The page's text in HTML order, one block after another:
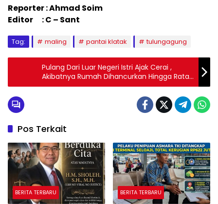
Reporter : Ahmad Soim
Editor : C – Sant
Tag: maling pantai klatak tulungagung
Pulang Dari Luar Negeri Istri Ajak Cerai ,
Akibatnya Rumah Dihancurkan Hingga Rata
Dengan Tanah
Pos Terkait
BERITA TERBARU BERITA TERBARU